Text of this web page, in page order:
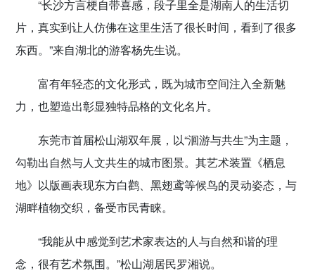
“长沙方言梗自带喜感，段子里全是湖南人的生活切
片，真实到让人仿佛在这里生活了很长时间，看到了很多
东西。”来自湖北的游客杨先生说。
富有年轻态的文化形式，既为城市空间注入全新魅
力，也塑造出彰显独特品格的文化名片。
东莞市首届松山湖双年展，以“洄游与共生”为主题，
勾勒出自然与人文共生的城市图景。其艺术装置《栖息
地》以版画表现东方白鹳、黑翅鸢等候鸟的灵动姿态，与
湖畔植物交织，备受市民青睐。
“我能从中感觉到艺术家表达的人与自然和谐的理
念，很有艺术氛围。”松山湖居民罗湘说。